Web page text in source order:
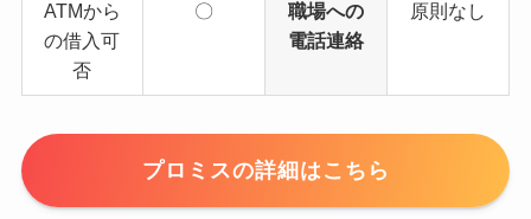
ATMから
の借入可
否
〇
職場への
電話連絡
原則なし
プロミスの詳細はこちら